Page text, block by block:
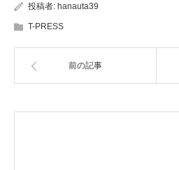
投稿者: hanauta39
T-PRESS
前の記事